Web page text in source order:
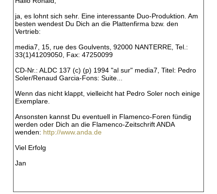
ja, es lohnt sich sehr. Eine interessante Duo-Produktion. Am
besten wendest Du Dich an die Plattenfirma bzw. den
Vertrieb:
media7, 15, rue des Goulvents, 92000 NANTERRE, Tel.:
33(1)41209050, Fax: 47250099
CD-Nr.: ALDC 137 (c) (p) 1994 "al sur" media7, Titel: Pedro
Soler/Renaud Garcia-Fons: Suite...
Wenn das nicht klappt, vielleicht hat Pedro Soler noch einige
Exemplare.
Ansonsten kannst Du eventuell in Flamenco-Foren fündig
werden oder Dich an die Flamenco-Zeitschrift ANDA
wenden: http://www.anda.de
Viel Erfolg
Jan